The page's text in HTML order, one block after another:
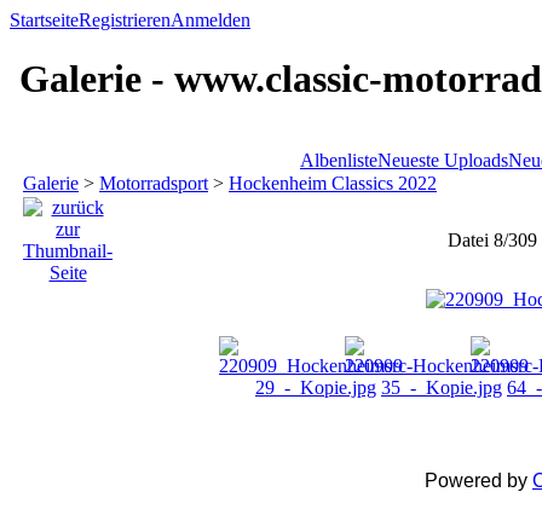
StartseiteRegistrierenAnmelden
Galerie - www.classic-
AlbenlisteNeueste Uploads
Galerie > Motorradsport > Hockenheim Classics 2022
Datei 8/309
Powered by